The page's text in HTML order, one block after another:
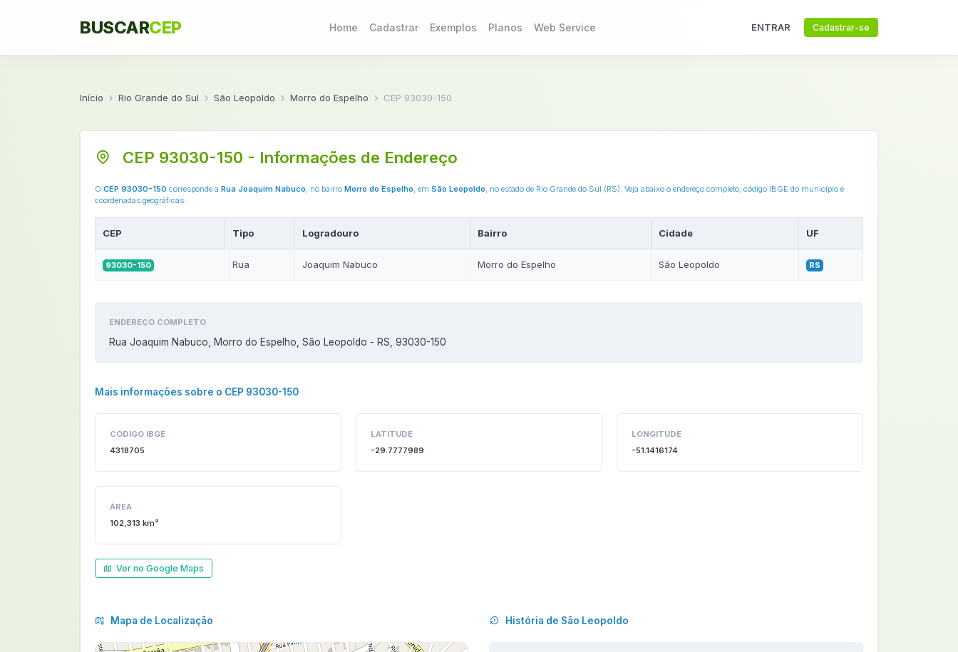
BUSCARCEP Home Cadastrar Exemplos Planos Web Service ENTRAR Cadastrar-se
Início Rio Grande do Sul São Leopoldo Morro do Espelho CEP 93030-150
CEP 93030-150 - Informações de Endereço
O CEP 93030-150 corresponde a Rua Joaquim Nabuco, no bairro Morro do Espelho, em São Leopoldo, no estado de Rio Grande do Sul (RS). Veja abaixo o endereço completo, código IBGE do município e
coordenadas geográficas.
CEP Tipo Logradouro Bairro Cidade UF
93030-150 Rua Joaquim Nabuco Morro do Espelho São Leopoldo RS
ENDEREÇO COMPLETO
Rua Joaquim Nabuco, Morro do Espelho, São Leopoldo - RS, 93030-150
Mais informações sobre o CEP 93030-150
CÓDIGO IBGE
4318705
LATITUDE
-29.7777989
LONGITUDE
-51.1416174
ÁREA
102,313 km²
Ver no Google Maps
Mapa de Localização História de São Leopoldo